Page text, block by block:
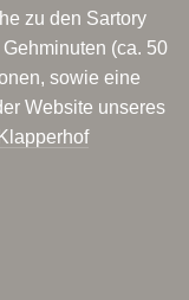
zu den Sartory
(ca. 50
sowie eine
Website unseres